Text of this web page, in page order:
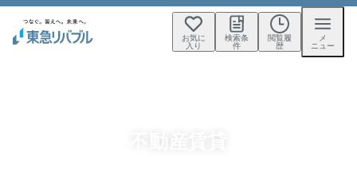
お気に
入り
検索条
件
閲覧履
歴
メ
ニュー
不動産賃貸